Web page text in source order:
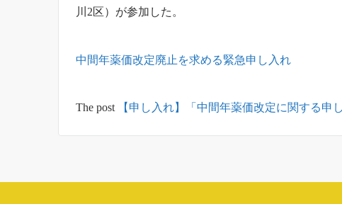
川2区）が参加した。
中間年薬価改定廃止を求める緊急申し入れ
The post 【申し入れ】「中間年薬価改定に関する申